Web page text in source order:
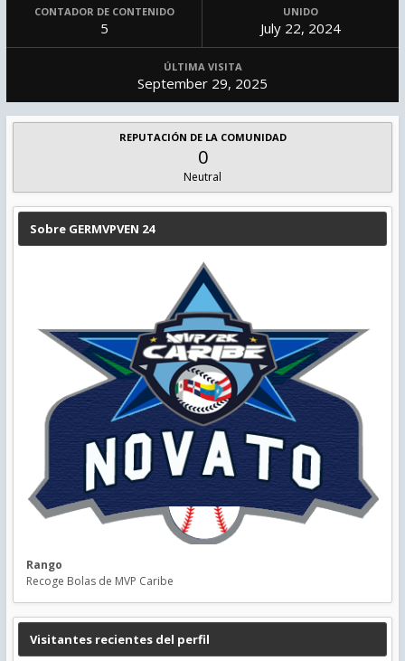
CONTADOR DE CONTENIDO
5
UNIDO
July 22, 2024
ÚLTIMA VISITA
September 29, 2025
REPUTACIÓN DE LA COMUNIDAD
0
Neutral
Sobre GERMVPVEN 24
Rango
Recoge Bolas de MVP Caribe
Visitantes recientes del perfil